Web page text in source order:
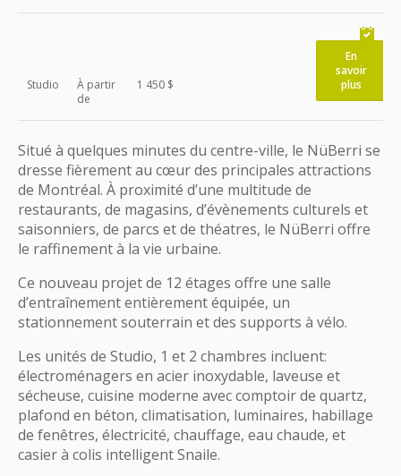
Studio
À partir
de
1 450 $
En
savoir
plus
Situé à quelques minutes du centre-ville, le NüBerri se
dresse fièrement au cœur des principales attractions
de Montréal. À proximité d’une multitude de
restaurants, de magasins, d’évènements culturels et
saisonniers, de parcs et de théatres, le NüBerri offre
le raffinement à la vie urbaine.
Ce nouveau projet de 12 étages offre une salle
d’entraînement entièrement équipée, un
stationnement souterrain et des supports à vélo.
Les unités de Studio, 1 et 2 chambres incluent:
électroménagers en acier inoxydable, laveuse et
sécheuse, cuisine moderne avec comptoir de quartz,
plafond en béton, climatisation, luminaires, habillage
de fenêtres, électricité, chauffage, eau chaude, et
casier à colis intelligent Snaile.